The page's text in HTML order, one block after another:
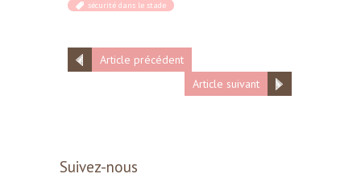
sécurité dans le stade
Article précédent
Article suivant
Suivez-nous